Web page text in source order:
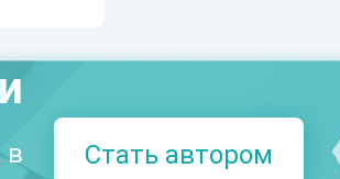
в
Стать автором